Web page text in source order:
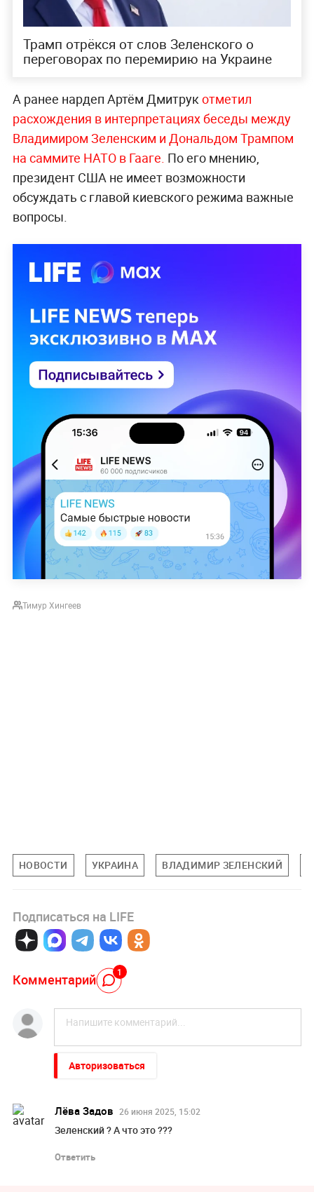
Трамп отрёкся от слов Зеленского о
переговорах по перемирию на Украине
А ранее нардеп Артём Дмитрукотметил
расхождения в интерпретациях беседы между
Владимиром Зеленским и Дональдом Трампом
на саммите НАТО в Гааге. По его мнению,
президент США не имеет возможности
обсуждать с главой киевского режима важные
вопросы.
Тимур Хингеев
НОВОСТИ УКРАИНА ВЛАДИМИР ЗЕЛЕНСКИЙ
Подписаться на LIFE
Комментарий 1
Авторизоваться
Лёва Задов 26 июня 2025, 15:02
Зеленский ? А что это ???
Ответить